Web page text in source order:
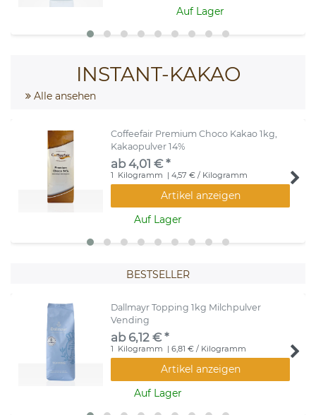
Auf Lager
INSTANT-KAKAO
Alle ansehen
Coffeefair Premium Choco Kakao 1kg,
Kakaopulver 14%
ab 4,01 € *
1 Kilogramm | 4,57 € / Kilogramm
Artikel anzeigen
Auf Lager
BESTSELLER
Dallmayr Topping 1kg Milchpulver
Vending
ab 6,12 € *
1 Kilogramm | 6,81 € / Kilogramm
Artikel anzeigen
Auf Lager